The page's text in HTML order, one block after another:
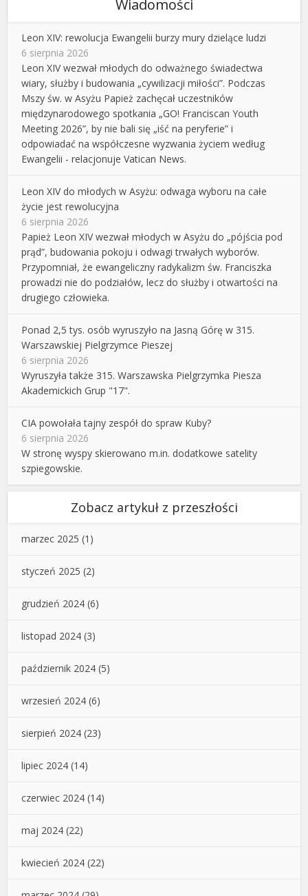
Wiadomości
Leon XIV: rewolucja Ewangelii burzy mury dzielące ludzi
6 sierpnia 2026
Leon XIV wezwał młodych do odważnego świadectwa
wiary, służby i budowania „cywilizacji miłości”. Podczas
Mszy św. w Asyżu Papież zachęcał uczestników
międzynarodowego spotkania „GO! Franciscan Youth
Meeting 2026”, by nie bali się „iść na peryferie” i
odpowiadać na współczesne wyzwania życiem według
Ewangelii - relacjonuje Vatican News.
Leon XIV do młodych w Asyżu: odwaga wyboru na całe
życie jest rewolucyjna
6 sierpnia 2026
Papież Leon XIV wezwał młodych w Asyżu do „pójścia pod
prąd”, budowania pokoju i odwagi trwałych wyborów.
Przypomniał, że ewangeliczny radykalizm św. Franciszka
prowadzi nie do podziałów, lecz do służby i otwartości na
drugiego człowieka.
Ponad 2,5 tys. osób wyruszyło na Jasną Górę w 315.
Warszawskiej Pielgrzymce Pieszej
6 sierpnia 2026
Wyruszyła także 315. Warszawska Pielgrzymka Piesza
Akademickich Grup "17".
CIA powołała tajny zespół do spraw Kuby?
6 sierpnia 2026
W stronę wyspy skierowano m.in. dodatkowe satelity
szpiegowskie.
Zobacz artykuł z przeszłości
marzec 2025 (1)
styczeń 2025 (2)
grudzień 2024 (6)
listopad 2024 (3)
październik 2024 (5)
wrzesień 2024 (6)
sierpień 2024 (23)
lipiec 2024 (14)
czerwiec 2024 (14)
maj 2024 (22)
kwiecień 2024 (22)